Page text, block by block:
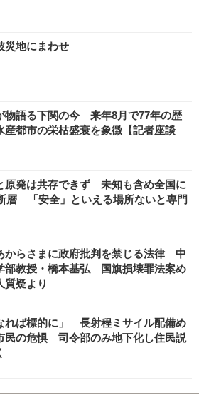
災地にまわせ
物語る下関の今 来年8月で77年の歴
都市の栄枯盛衰を象徴【記者座談
原発は共存できず 未知も含め全国に
層 「安全」といえる場所ないと専門
からさまに政府批判を禁じる法律 中
部教授・橋本基弘 国旗損壊罪法案め
質疑より
れば標的に」 長射程ミサイル配備め
民の危惧 司令部のみ地下化し住民説